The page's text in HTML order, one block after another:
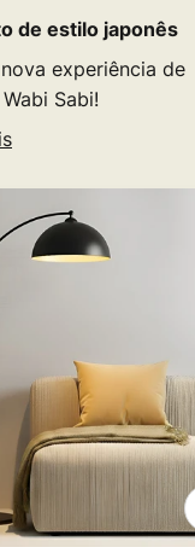
de estilo japonês
experiência de
Sabi!